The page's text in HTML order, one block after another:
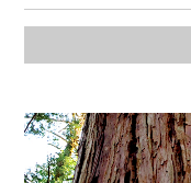
対談シリーズ
Other